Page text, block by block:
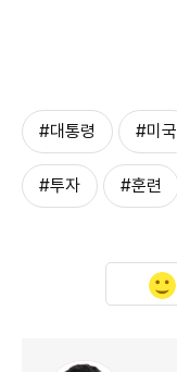
#대통령 #미국
#투자 #훈련